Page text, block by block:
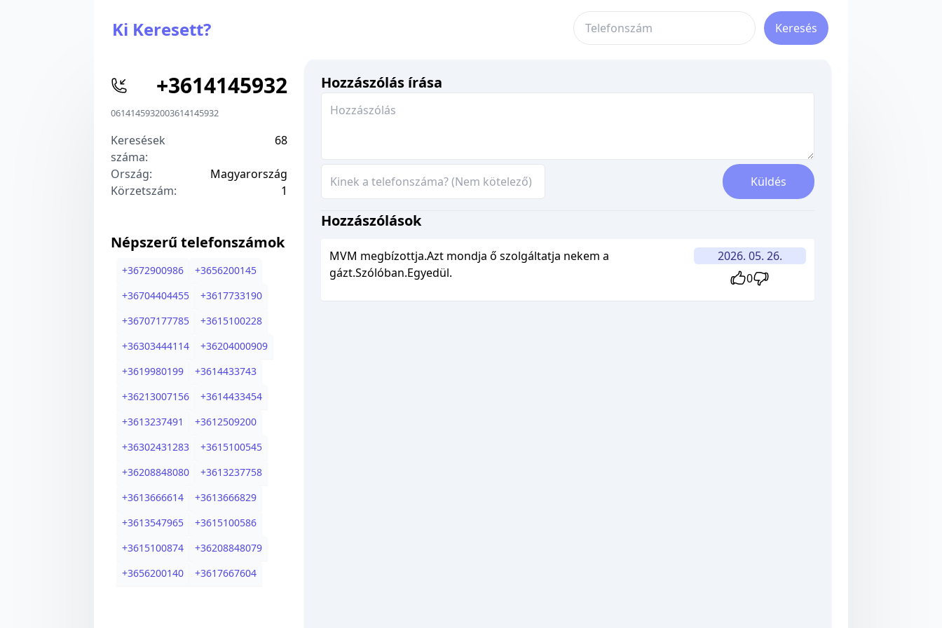
Ki Keresett? Keresés
+3614145932
0614145932003614145932
Keresések
száma:
68
Ország:
Magyarország
Körzetszám:
1
Népszerű telefonszámok
+3672900986 +3656200145
+36704404455 +3617733190
+36707177785 +3615100228
+36303444114 +36204000909
+3619980199 +3614433743
+36213007156 +3614433454
+3613237491 +3612509200
+36302431283 +3615100545
+36208848080 +3613237758
+3613666614 +3613666829
+3613547965 +3615100586
+3615100874 +36208848079
+3656200140 +3617667604
Hozzászólás írása
Küldés
Hozzászólások
MVM megbízottja.Azt mondja ő szolgáltatja nekem a
gázt.Szólóban.Egyedül.
0
2026. 05. 26.